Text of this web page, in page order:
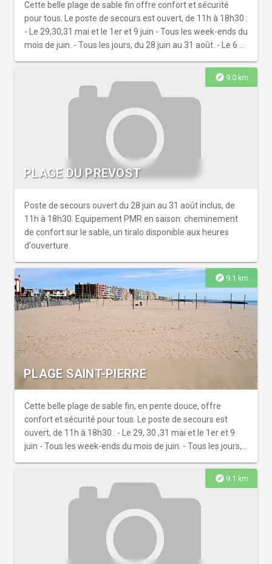
(casque d’accès à la baignade pour malvoyant). Le
kiosque multi-services nommé Kiosky, labellisé "Tourisme
et Handicap" pour les 4 handicaps vous offre : douches et
sanitaires accessibles aux PMR, espace bébé, point
roulants électriques, assistance technique (outils). A deux
pas : mini-golf, jeux pour les plus petits, terrain de beach-
soccer, plage privée et restaurant de plage.
Cette belle plage de sable fin offre confort et sécurité
pour tous. Le poste de secours est ouvert, de 11h à 18h30 :
- Le 29,30,31 mai et le 1er et 9 juin - Tous les week-ends du
mois de juin. - Tous les jours, du 28 juin au 31 août. - Le 6 et
d’identification gratuits pour vos enfants. Equipements
PMR en saison : 1 tiralo, cheminement par tapis rigide, 2
places de parking réservées. 1 accessound (casque
d’accès à la baignade pour malvoyant). Le kiosque multi-
services nommé Kiosky, labellisé "Tourisme et Handicap"
espace bébé, point secours et armoire à pharmacie,
recharge fauteuils roulants électriques, assistance
technique (outils). A deux pas : mini-golf, jeux pour les plus
de plage.
explore 9.0 km
PLAGE DU PREVOST
Poste de secours ouvert du 28 juin au 31 août inclus, de
11h à 18h30. Equipement PMR en saison: cheminement
de confort sur le sable, un tiralo disponible aux heures
d'ouverture.
explore 9.1 km
PLAGE SAINT-PIERRE
Cette belle plage de sable fin, en pente douce, offre
confort et sécurité pour tous. Le poste de secours est
ouvert, de 11h à 18h30 : - Le 29, 30 ,31 mai et le 1er et 9
juin - Tous les week-ends du mois de juin. - Tous les jours,
accessible aux PMR en saison : cheminement par tapis
rigide. Toilettes accessibles à proximité :1) cabine au
début de la promenade Sainte Catherine, ouverte à
l'année 2) Parking Quai d'Honneur, Port de Plaisance,
explore 9.1 km